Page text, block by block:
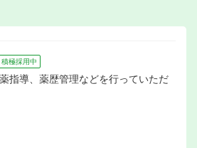
積極採用中
指導、薬歴管理などを行っていただ